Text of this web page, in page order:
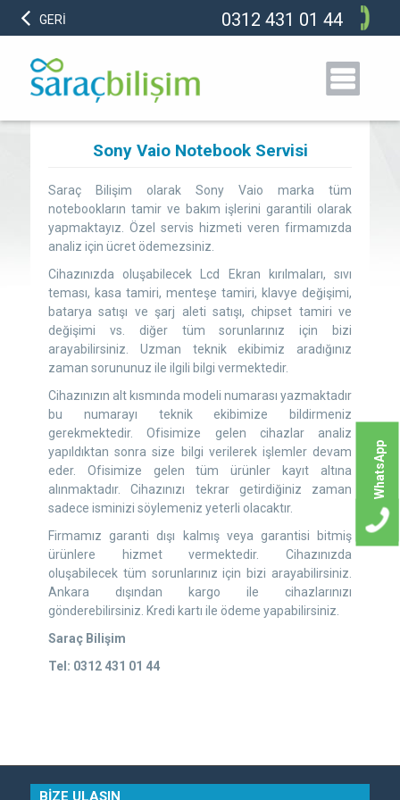
GERİ 0312 431 01 44
Sony Vaio Notebook Servisi
Saraç Bilişim olarak Sony Vaio marka tüm
notebookların tamir ve bakım işlerini garantili olarak
yapmaktayız. Özel servis hizmeti veren firmamızda
analiz için ücret ödemezsiniz.
Cihazınızda oluşabilecek Lcd Ekran kırılmaları, sıvı
teması, kasa tamiri, menteşe tamiri, klavye değişimi,
batarya satışı ve şarj aleti satışı, chipset tamiri ve
değişimi vs. diğer tüm sorunlarınız için bizi
arayabilirsiniz. Uzman teknik ekibimiz aradığınız
zaman sorununuz ile ilgili bilgi vermektedir.
Cihazınızın alt kısmında modeli numarası yazmaktadır
bu numarayı teknik ekibimize bildirmeniz
gerekmektedir. Ofisimize gelen cihazlar analiz
yapıldıktan sonra size bilgi verilerek işlemler devam
eder. Ofisimize gelen tüm ürünler kayıt altına
alınmaktadır. Cihazınızı tekrar getirdiğiniz zaman
sadece isminizi söylemeniz yeterli olacaktır.
Firmamız garanti dışı kalmış veya garantisi bitmiş
ürünlere hizmet vermektedir. Cihazınızda
oluşabilecek tüm sorunlarınız için bizi arayabilirsiniz.
Ankara dışından kargo ile cihazlarınızı
gönderebilirsiniz. Kredi kartı ile ödeme yapabilirsiniz.
Saraç Bilişim
Tel: 0312 431 01 44
BİZE ULAŞIN
WhatsApp